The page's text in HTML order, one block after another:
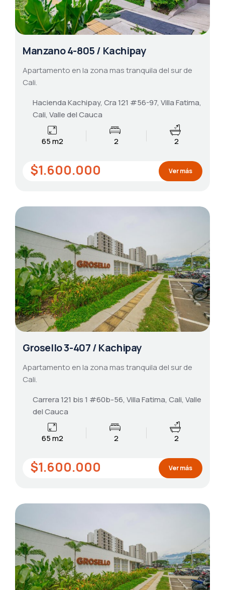
Manzano 4-805 / Kachipay
Apartamento en la zona mas tranquila del sur de
Cali.
Hacienda Kachipay, Cra 121 #56-97, Villa Fatima,
Cali, Valle del Cauca
65 m2 2 2
$1.600.000 Ver más
Grosello 3-407 / Kachipay
Apartamento en la zona mas tranquila del sur de
Cali.
Carrera 121 bis 1 #60b-56, Villa Fatima, Cali, Valle
del Cauca
65 m2 2 2
$1.600.000 Ver más